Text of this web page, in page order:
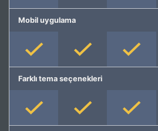
Mobil uygulama
Farklı tema seçenekleri